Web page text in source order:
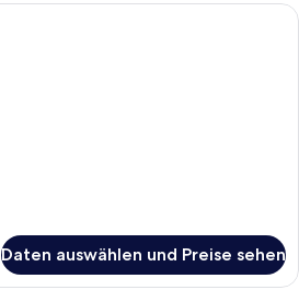
Ein Hotelzimmer mit Bett, Nachttisch,
Daten auswählen und Preise sehen